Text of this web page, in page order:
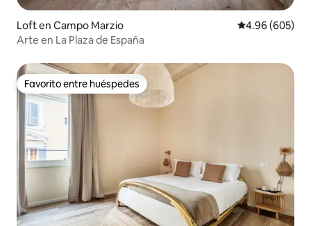
Loft en Campo Marzio Calificación
4.96 (605)
Arte en La Plaza de España
Favorito entre huéspedes
Favorito entre huéspedes